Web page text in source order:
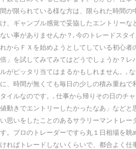
間が限られている様な方は、限られた時間
け、ギャンブル感覚で妥協したエントリー
ない事がありませんか？, 今のトレードスタ
れからＦＸを始めようとしてしている初心者
倍」を試してみてみてはどうでしょうか？レ
ルがピッタリ当てはまるかもしれません。,
に、時間が無くても毎日の少しの積み重ねで
タイルなのです。, 仕事から帰りその日のチ
値動きでエントリーしたかったなあ」などと
い思いをしたことのあるサラリーマントレー
す。プロのトレーダーですら丸１日相場を
ければトレードしないくらいで、都合よく